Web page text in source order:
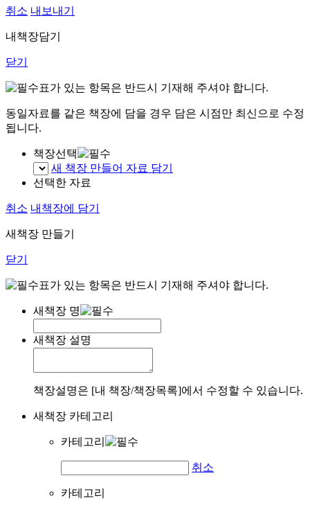
취소 내보내기
내책장담기
닫기
표가 있는 항목은 반드시 기재해 주셔야 합니다.
동일자료를 같은 책장에 담을 경우 담은 시점만 최신으로 수정
됩니다.
책장선택
새 책장 만들어 자료 담기
선택한 자료
취소 내책장에 담기
새책장 만들기
닫기
표가 있는 항목은 반드시 기재해 주셔야 합니다.
새책장 명
새책장 설명
책장설명은 [내 책장/책장목록]에서 수정할 수 있습니다.
새책장 카테고리
카테고리
취소
카테고리